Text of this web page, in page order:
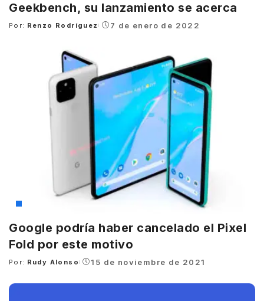
Geekbench, su lanzamiento se acerca
Posted
Por: Renzo Rodríguez 7 de enero de 2022
Google podría haber cancelado el Pixel
Fold por este motivo
Posted
Por: Rudy Alonso 15 de noviembre de 2021